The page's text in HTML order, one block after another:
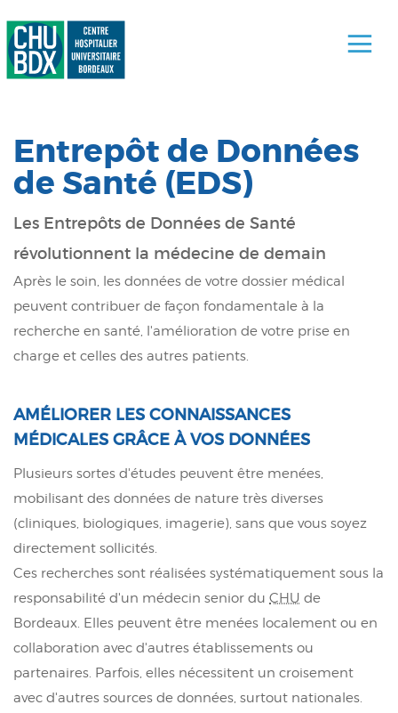
Entrepôt de Données
de Santé (EDS)
Les Entrepôts de Données de Santé
révolutionnent la médecine de demain
Après le soin, les données de votre dossier médical
peuvent contribuer de façon fondamentale à la
recherche en santé, l'amélioration de votre prise en
charge et celles des autres patients.
AMÉLIORER LES CONNAISSANCES
MÉDICALES GRÂCE À VOS DONNÉES
Plusieurs sortes d'études peuvent être menées,
mobilisant des données de nature très diverses
(cliniques, biologiques, imagerie), sans que vous soyez
directement sollicités.
Ces recherches sont réalisées systématiquement sous la
responsabilité d'un médecin senior du CHU de
Bordeaux. Elles peuvent être menées localement ou en
collaboration avec d'autres établissements ou
partenaires. Parfois, elles nécessitent un croisement
avec d'autres sources de données, surtout nationales.